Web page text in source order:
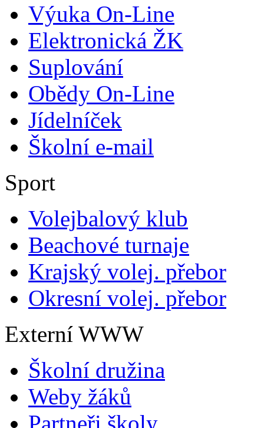
Výuka On-Line
Elektronická ŽK
Suplování
Obědy On-Line
Jídelníček
Školní e-mail
Sport
Volejbalový klub
Beachové turnaje
Krajský volej. přebor
Okresní volej. přebor
Externí WWW
Školní družina
Weby žáků
Partneři školy